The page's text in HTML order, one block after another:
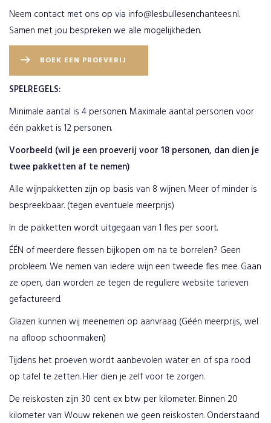
Neem contact met ons op via info@lesbullesenchantees.nl.
Samen met jou bespreken we alle mogelijkheden.
BOEK EEN PROEVERIJ
SPELREGELS:
Minimale aantal is 4 personen. Maximale aantal personen voor
één pakket is 12 personen.
Voorbeeld (wil je een proeverij voor 18 personen, dan dien je
twee pakketten af te nemen)
Alle wijnpakketten zijn op basis van 8 wijnen. Meer of minder is
bespreekbaar. (tegen eventuele meerprijs)
In de pakketten wordt uitgegaan van 1 fles per soort.
ÉÉN of meerdere flessen bijkopen om na te borrelen? Geen
probleem. We nemen van iedere wijn een tweede fles mee. Gaan
ze open, dan worden ze tegen de reguliere website tarieven
gefactureerd.
Glazen kunnen wij meenemen op aanvraag (Géén meerprijs, wel
na afloop schoonmaken)
Tijdens het proeven wordt aanbevolen water en of spa rood
op tafel te zetten. Hier dien je zelf voor te zorgen.
De reiskosten zijn 30 cent ex btw per kilometer. Binnen 20
kilometer van Wouw rekenen we geen reiskosten. Onderstaand